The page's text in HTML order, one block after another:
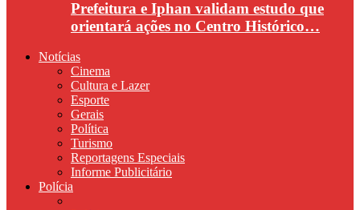
Prefeitura e Iphan validam estudo que
orientará ações no Centro Histórico…
Notícias
Cinema
Cultura e Lazer
Esporte
Gerais
Política
Turismo
Reportagens Especiais
Informe Publicitário
Polícia